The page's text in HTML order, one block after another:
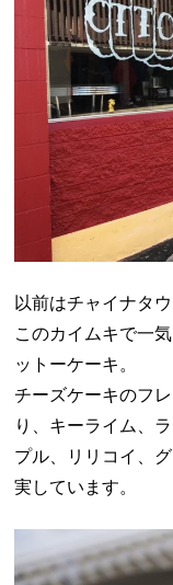
以前はチャイナタ
このカイムキで一
ットーケーキ。
チーズケーキのフ
り、キーライム、
プル、リリコイ、
実しています。